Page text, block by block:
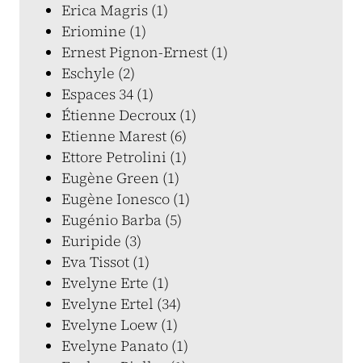
Erica Magris (1)
Eriomine (1)
Ernest Pignon-Ernest (1)
Eschyle (2)
Espaces 34 (1)
Étienne Decroux (1)
Etienne Marest (6)
Ettore Petrolini (1)
Eugène Green (1)
Eugène Ionesco (1)
Eugénio Barba (5)
Euripide (3)
Eva Tissot (1)
Evelyne Erte (1)
Evelyne Ertel (34)
Evelyne Loew (1)
Evelyne Panato (1)